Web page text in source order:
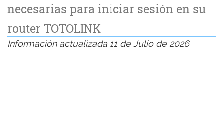
necesarias para iniciar sesión en su
router TOTOLINK
Información actualizada 11 de Julio de 2026